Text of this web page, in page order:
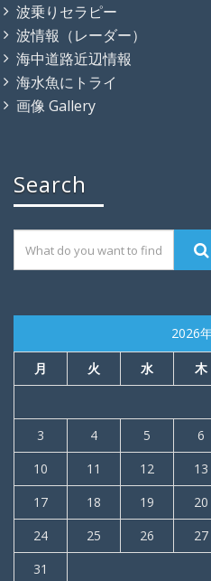
波乗りセラピー
波情報（レーダー）
海中道路近辺情報
海水魚にトライ
画像 Gallery
Search
2026
月 火 水 木
3
4 5 6
10
11 12 13
17
18 19 20
24
25 26 27
31